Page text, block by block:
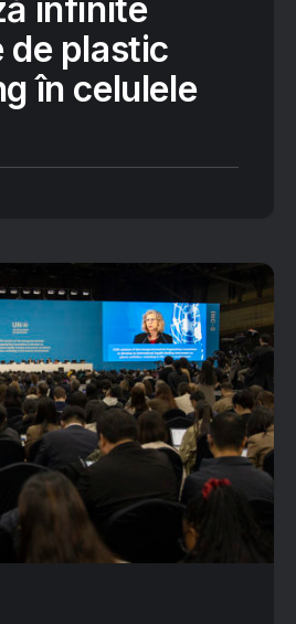
infinite
plastic
în celulele